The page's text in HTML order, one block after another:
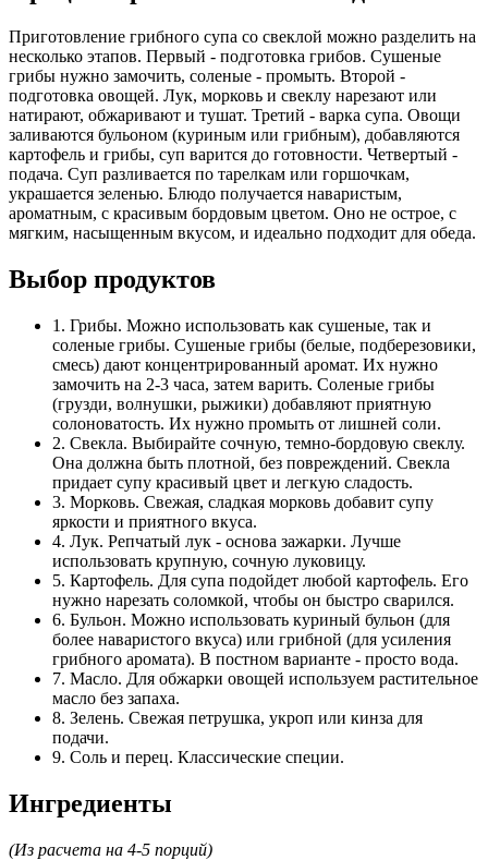
Приготовление грибного супа со свеклой можно разделить на
несколько этапов. Первый - подготовка грибов. Сушеные
грибы нужно замочить, соленые - промыть. Второй -
подготовка овощей. Лук, морковь и свеклу нарезают или
натирают, обжаривают и тушат. Третий - варка супа. Овощи
заливаются бульоном (куриным или грибным), добавляются
картофель и грибы, суп варится до готовности. Четвертый -
подача. Суп разливается по тарелкам или горшочкам,
украшается зеленью. Блюдо получается наваристым,
ароматным, с красивым бордовым цветом. Оно не острое, с
мягким, насыщенным вкусом, и идеально подходит для обеда.
Выбор продуктов
1. Грибы. Можно использовать как сушеные, так и
соленые грибы. Сушеные грибы (белые, подберезовики,
смесь) дают концентрированный аромат. Их нужно
замочить на 2-3 часа, затем варить. Соленые грибы
(грузди, волнушки, рыжики) добавляют приятную
солоноватость. Их нужно промыть от лишней соли.
2. Свекла. Выбирайте сочную, темно-бордовую свеклу.
Она должна быть плотной, без повреждений. Свекла
придает супу красивый цвет и легкую сладость.
3. Морковь. Свежая, сладкая морковь добавит супу
яркости и приятного вкуса.
4. Лук. Репчатый лук - основа зажарки. Лучше
использовать крупную, сочную луковицу.
5. Картофель. Для супа подойдет любой картофель. Его
нужно нарезать соломкой, чтобы он быстро сварился.
6. Бульон. Можно использовать куриный бульон (для
более наваристого вкуса) или грибной (для усиления
грибного аромата). В постном варианте - просто вода.
7. Масло. Для обжарки овощей используем растительное
масло без запаха.
8. Зелень. Свежая петрушка, укроп или кинза для
подачи.
9. Соль и перец. Классические специи.
Ингредиенты
(Из расчета на 4-5 порций)